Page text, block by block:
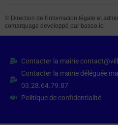
© Direction de l'information légale et
comarquage developpé par baseo.io
Contacter la mairie
Contacter la mairie déléguée
03.28.64.79.87
Politique de confidentialité